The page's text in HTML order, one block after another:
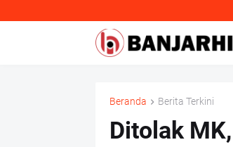
Beranda Berita Terkini
Ditolak